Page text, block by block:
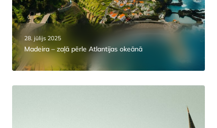
28. jūlijs 2025
Madeira – zaļā pērle Atlantijas okeānā